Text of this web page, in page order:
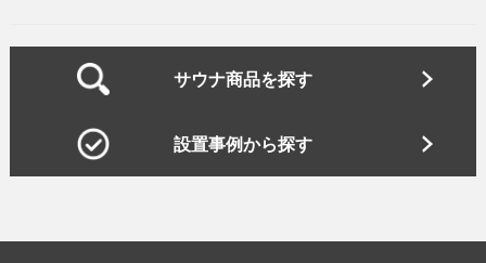
サウナ商品を探す
設置事例から探す